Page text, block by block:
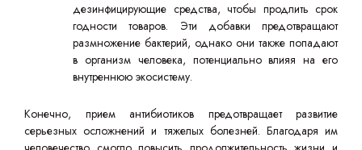
дезинфицирующие средства, чтобы продлить срок
годности товаров. Эти добавки предотвращают
размножение бактерий, однако они также попадают
в организм человека, потенциально влияя на его
внутреннюю экосистему.
Конечно, прием антибиотиков предотвращает развитие
серьезных осложнений и тяжелых болезней. Благодаря им